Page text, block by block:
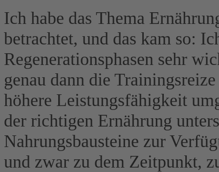
Ich habe das Thema
betrachtet, und das kam so:
Regenerationsphasen sehr
genau dann die
höhere Leistungsfähigkeit
der richtigen Ernährung
Nahrungsbausteine zur
und zwar zu dem Zeitpunkt,